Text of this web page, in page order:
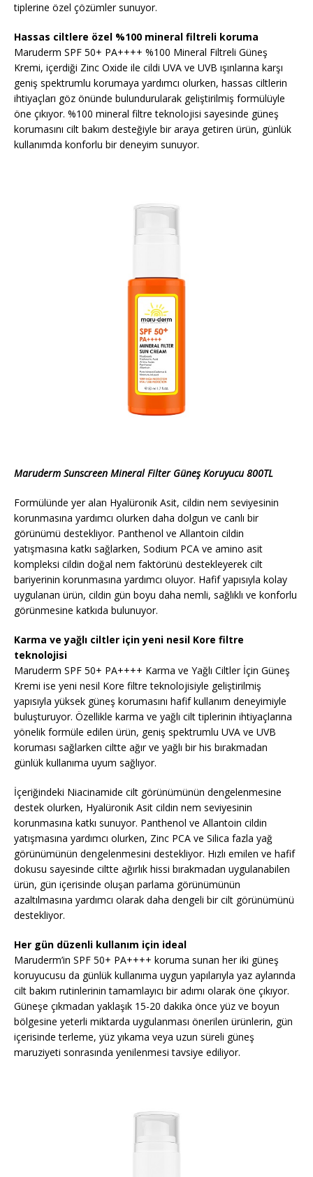
tiplerine özel çözümler sunuyor.
Hassas ciltlere özel %100 mineral filtreli koruma
Maruderm SPF 50+ PA++++ %100 Mineral Filtreli Güneş
Kremi, içerdiği Zinc Oxide ile cildi UVA ve UVB ışınlarına karşı
geniş spektrumlu korumaya yardımcı olurken, hassas ciltlerin
ihtiyaçları göz önünde bulundurularak geliştirilmiş formülüyle
öne çıkıyor. %100 mineral filtre teknolojisi sayesinde güneş
korumasını cilt bakım desteğiyle bir araya getiren ürün, günlük
kullanımda konforlu bir deneyim sunuyor.
Maruderm Sunscreen Mineral Filter Güneş Koruyucu 800TL
Formülünde yer alan Hyalüronik Asit, cildin nem seviyesinin
korunmasına yardımcı olurken daha dolgun ve canlı bir
görünümü destekliyor. Panthenol ve Allantoin cildin
yatışmasına katkı sağlarken, Sodium PCA ve amino asit
kompleksi cildin doğal nem faktörünü destekleyerek cilt
bariyerinin korunmasına yardımcı oluyor. Hafif yapısıyla kolay
uygulanan ürün, cildin gün boyu daha nemli, sağlıklı ve konforlu
görünmesine katkıda bulunuyor.
Karma ve yağlı ciltler için yeni nesil Kore filtre
teknolojisi
Maruderm SPF 50+ PA++++ Karma ve Yağlı Ciltler İçin Güneş
Kremi ise yeni nesil Kore filtre teknolojisiyle geliştirilmiş
yapısıyla yüksek güneş korumasını hafif kullanım deneyimiyle
buluşturuyor. Özellikle karma ve yağlı cilt tiplerinin ihtiyaçlarına
yönelik formüle edilen ürün, geniş spektrumlu UVA ve UVB
koruması sağlarken ciltte ağır ve yağlı bir his bırakmadan
günlük kullanıma uyum sağlıyor.
İçeriğindeki Niacinamide cilt görünümünün dengelenmesine
destek olurken, Hyalüronik Asit cildin nem seviyesinin
korunmasına katkı sunuyor. Panthenol ve Allantoin cildin
yatışmasına yardımcı olurken, Zinc PCA ve Silica fazla yağ
görünümünün dengelenmesini destekliyor. Hızlı emilen ve hafif
dokusu sayesinde ciltte ağırlık hissi bırakmadan uygulanabilen
ürün, gün içerisinde oluşan parlama görünümünün
azaltılmasına yardımcı olarak daha dengeli bir cilt görünümünü
destekliyor.
Her gün düzenli kullanım için ideal
Maruderm’in SPF 50+ PA++++ koruma sunan her iki güneş
koruyucusu da günlük kullanıma uygun yapılarıyla yaz aylarında
cilt bakım rutinlerinin tamamlayıcı bir adımı olarak öne çıkıyor.
Güneşe çıkmadan yaklaşık 15-20 dakika önce yüz ve boyun
bölgesine yeterli miktarda uygulanması önerilen ürünlerin, gün
içerisinde terleme, yüz yıkama veya uzun süreli güneş
maruziyeti sonrasında yenilenmesi tavsiye ediliyor.